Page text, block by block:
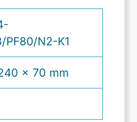
PF80/N2-K1
x 70 mm